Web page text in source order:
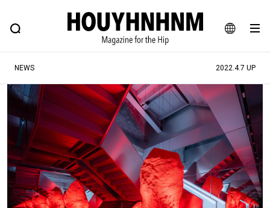
JA
EN
FEATURE BLOG SNAP
ヒップなファッション、カルチャー、ライフスタイルWEBマガジン
#注目のタグ
#SHOPPING ADDICT #憧れの逸品
#ESSENTIAL DESIGNS #古着サミット
#NEW VINTAGE #マイナーグッド図鑑
#路地裏てぃーん。 #MONTHLY JOURNAL
NEWS 2022.4.7 UP